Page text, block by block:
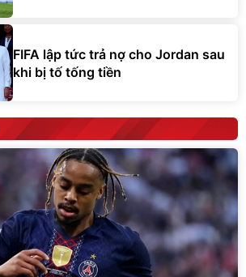
FIFA lập tức trả nợ cho Jordan sau
khi bị tố tống tiền